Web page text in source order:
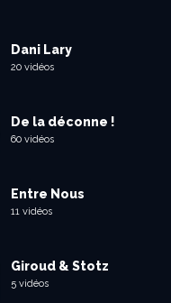
Dani Lary
20 vidéos
De la déconne !
60 vidéos
Entre Nous
11 vidéos
Giroud & Stotz
5 vidéos